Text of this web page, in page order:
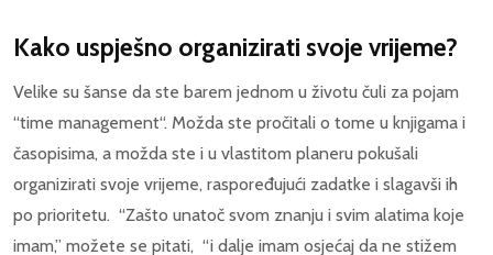
Kako uspješno organizirati svoje vrijeme?
Velike su šanse da ste barem jednom u životu čuli za pojam
“time management“. Možda ste pročitali o tome u knjigama i
časopisima, a možda ste i u vlastitom planeru pokušali
organizirati svoje vrijeme, raspoređujući zadatke i slagavši ih
po prioritetu. “Zašto unatoč svom znanju i svim alatima koje
imam,” možete se pitati, “i dalje imam osjećaj da ne stižem